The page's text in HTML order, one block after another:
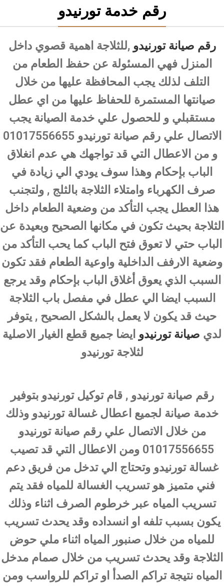
رقم خدمة تورنيدو
رقم صيانة تورنيدو ,للثلاجة اهمية قصوي داخل
المنزل فهي المسئولة عن حفظ الطعام من
التلف لذلك يجب المحافظة عليها من خلال
صيانتها المستمرة للحفاظ عليها من اي عطل
مستقبلي و للحصول علي خدمة الصيانة يجب
الاتصال علي رقم صيانة تورنيدو 01017556655
و من الاعطال التي قد تواجهك هي عدم انغلاق
الباب بإحكام وهذا سوف يودي الي زيادة في
صرف الكهرباء وامتلاء الثلاجة بالثلج , ولتجنب
هذا العطل يجب التأكد من وضعية الطعام داخل
الثلاجة بحيث تكون في مكانها الصحيح وبعيدة عن
الباب حتي لا تعوق فتح الباب كما يحب التأكد من
وضعية الارفف الداخلية واوعية الطعام فقد تكون
السبب الذي يعوق أغلاق الباب بإحكام وقد يرجع
السبب ايضا الي عطل في مفصل باب الثلاجة
حيث قد يكون لا يعمل بالشكل الصحيح , يتوفر
لدي صيانة تورنيدو ايضا جميع قطع الغيار الاصلية
لثلاجة تورنيدو
رقم صيانة تورنيدو , قام توكيل تورنيدو بتوفير
خدمة صيانة لجميع اعطال غسالة تورنيدو وذلك
من خلال الاتصال علي رقم صيانة تورنيدو
01017556655 ومن الاعطال التي قد تصيب
غسالة تورنيدو وتحتاج الي تدخل من فريق دعم
فني متميز هو تسريب الغسالة للمياه فقد يتم
تسريب المياه عبر خرطوم الصرف اثناء وذلك
يكون بسبب تلفه او انسداده وقد يحدث تسريب
للمياه من خلال صنبور المياه اثناء ملي حوض
الثلاجة وقد يحدث تسريب من خلال صمام مدخل
المياه نتيجة تراكم الصدأ او تراكم للرواسب ومن